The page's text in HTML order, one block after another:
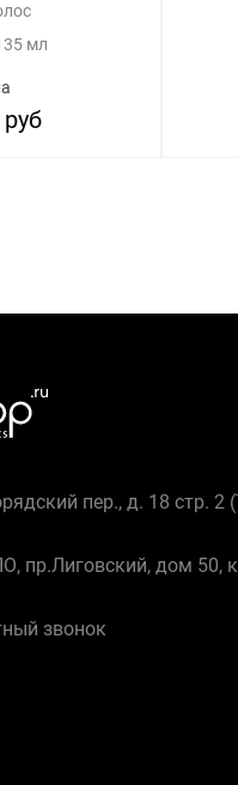
мл
пер., д. 18 стр. 2
пр.Лиговский, дом 50,
звонок